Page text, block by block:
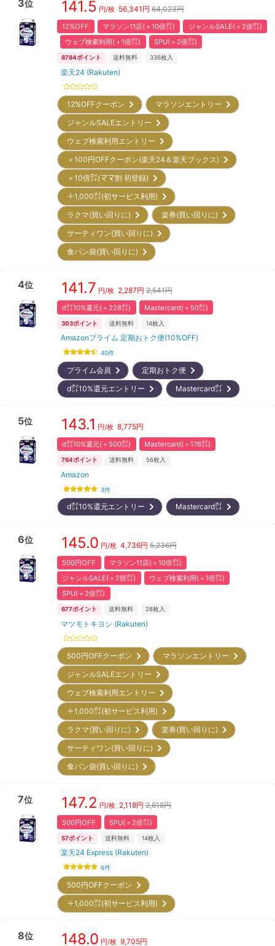
3位 141.5 円/枚 56,341 円 64,023円
12%OFF マラソン11店(＋10倍㌽)
ジャンルSALE(＋2倍㌽)
ウェブ検索利用(＋1倍㌽)
SPU(＋2倍㌽)
8784ポイント 送料無料 336枚入
楽天24 (Rakuten)
12%OFFクーポン
マラソンエントリー
ジャンルSALEエントリー
ウェブ検索利用エントリー
＋100円OFFクーポン(楽天24＆楽天ブックス)
＋10倍㌽(ママ割 初登録)
＋1,000㌽(初サービス利用)
ラクマ(買い回りに)
楽券(買い回りに)
サーティワン(買い回りに)
食パン袋(買い回りに)
4位 141.7 円/枚 2,287円 2,541円
d㌽10%還元(＋228㌽) Mastercard(＋50㌽)
303ポイント 送料無料 14枚入
Amazonプライム 定期おトク便(10%OFF)
40件
プライム会員
定期おトク便
d㌽10%還元エントリー
Mastercard㌽
5位 143.1 円/枚 8,775円
d㌽10%還元(＋500㌽) Mastercard(＋176㌽)
764ポイント 送料無料 56枚入
Amazon
3件
d㌽10%還元エントリー Mastercard㌽
6位 145.0 円/枚 4,736円 5,236円
500円OFF
マラソン11店(＋10倍㌽)
ジャンルSALE(＋2倍㌽)
ウェブ検索利用(＋1倍㌽)
SPU(＋2倍㌽)
677ポイント 送料無料 28枚入
マツモトキヨシ (Rakuten)
500円OFFクーポン
マラソンエントリー
ジャンルSALEエントリー
ウェブ検索利用エントリー
＋1,000㌽(初サービス利用)
ラクマ(買い回りに)
楽券(買い回りに)
サーティワン(買い回りに)
食パン袋(買い回りに)
7位 147.2 円/枚 2,118円 2,618円
500円OFF SPU(＋2倍㌽)
57ポイント 送料無料 14枚入
楽天24 Express (Rakuten)
6件
500円OFFクーポン
＋1,000㌽(初サービス利用)
8位 148.0 円/枚 9,705円